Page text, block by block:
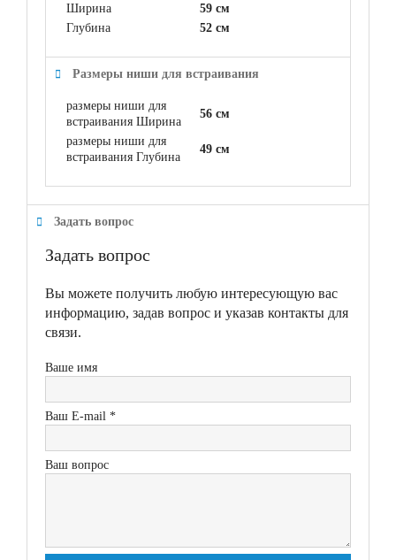
Ширина
59 см
Глубина
52 см
Размеры ниши для встраивания
размеры ниши для
встраивания Ширина
56 см
размеры ниши для
встраивания Глубина
49 см
Задать вопрос
Задать вопрос
Вы можете получить любую интересующую вас
информацию, задав вопрос и указав контакты для
связи.
Ваше имя
Ваш E-mail *
Ваш вопрос